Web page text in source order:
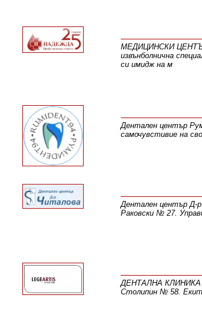
МEДИЦИНСКИ ЦЕНТЪР
извънболнична
си имидж на м
Дентален център
самочувстивие на
Дентален център Д-
Раковски № 27.
ДЕНТАЛНА КЛИНИКА
Столипин № 58.